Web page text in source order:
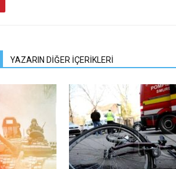
YAZARIN DİĞER İÇERİKLERİ